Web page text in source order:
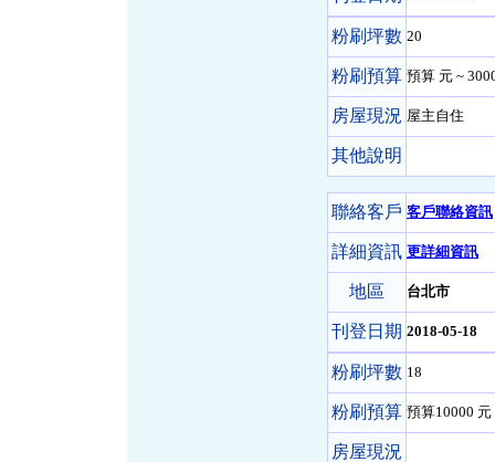
粉刷坪數 20
粉刷預算 預算 元 ~
房屋現況 屋主自住
其他說明
聯絡客戶 客戶聯絡資訊
詳細資訊 更詳細資訊
地區 台北市
刊登日期 2018-05-18
粉刷坪數 18
粉刷預算 預算10000 元
房屋現況